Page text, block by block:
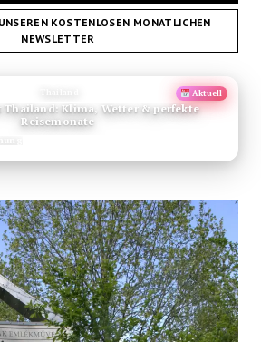
KOSTENLOSEN MONATLICHEN
NEWSLETTER
Aktuell
Thailand: Klima, Wetter & perfekte
Reisemonate